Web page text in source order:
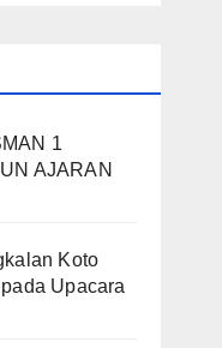
1
AJARAN
Koto
Upacara